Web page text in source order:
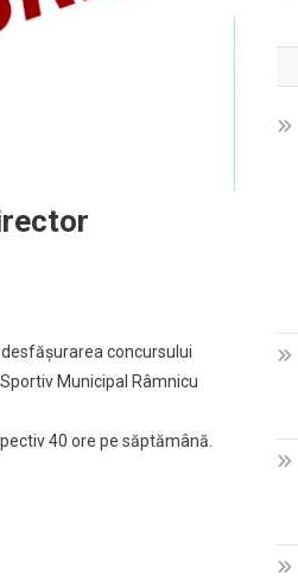
concursului
Municipal Râmnicu
40 ore pe săptămână.